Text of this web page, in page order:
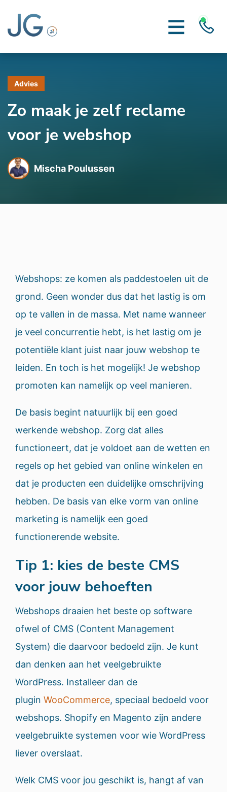
Advies
Zo maak je zelf reclame
voor je webshop
Mischa Poulussen
Webshops: ze komen als paddestoelen uit de
grond. Geen wonder dus dat het lastig is om
op te vallen in de massa. Met name wanneer
je veel concurrentie hebt, is het lastig om je
potentiële klant juist naar jouw webshop te
leiden. En toch is het mogelijk! Je webshop
promoten kan namelijk op veel manieren.
De basis begint natuurlijk bij een goed
werkende webshop. Zorg dat alles
functioneert, dat je voldoet aan de wetten en
regels op het gebied van online winkelen en
dat je producten een duidelijke omschrijving
hebben. De basis van elke vorm van online
marketing is namelijk een goed
functionerende website.
Tip 1: kies de beste CMS
voor jouw behoeften
Webshops draaien het beste op software
ofwel of CMS (Content Management
System) die daarvoor bedoeld zijn. Je kunt
dan denken aan het veelgebruikte
WordPress. Installeer dan de
plugin WooCommerce, speciaal bedoeld voor
webshops. Shopify en Magento zijn andere
veelgebruikte systemen voor wie WordPress
liever overslaat.
Welk CMS voor jou geschikt is, hangt af van